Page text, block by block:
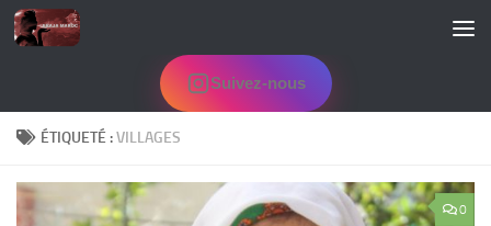
Skip to content
Suivez-nous
ÉTIQUETÉ :VILLAGES
0